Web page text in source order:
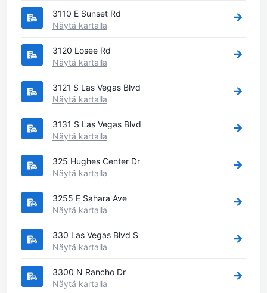
3110 E Sunset Rd
Näytä kartalla
3120 Losee Rd
Näytä kartalla
3121 S Las Vegas Blvd
Näytä kartalla
3131 S Las Vegas Blvd
Näytä kartalla
325 Hughes Center Dr
Näytä kartalla
3255 E Sahara Ave
Näytä kartalla
330 Las Vegas Blvd S
Näytä kartalla
3300 N Rancho Dr
Näytä kartalla